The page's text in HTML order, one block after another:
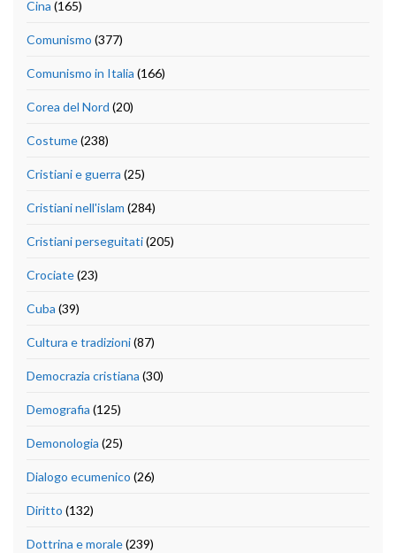
Cina (165)
Comunismo (377)
Comunismo in Italia (166)
Corea del Nord (20)
Costume(238)
Cristiani e guerra (25)
Cristiani nell'islam (284)
Cristiani perseguitati(205)
Crociate(23)
Cuba (39)
Cultura e tradizioni(87)
Democrazia cristiana (30)
Demografia (125)
Demonologia (25)
Dialogo ecumenico (26)
Diritto (132)
Dottrina e morale(239)